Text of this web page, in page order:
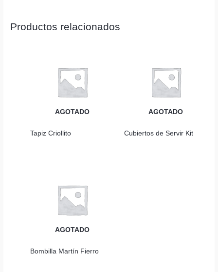
Productos relacionados
AGOTADO
Tapiz Criollito
AGOTADO
Cubiertos de Servir Kit
AGOTADO
Bombilla Martín Fierro